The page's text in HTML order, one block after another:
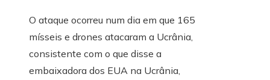
O ataque ocorreu num dia em que 165
mísseis e drones atacaram a Ucrânia,
consistente com o que disse a
embaixadora dos EUA na Ucrânia,